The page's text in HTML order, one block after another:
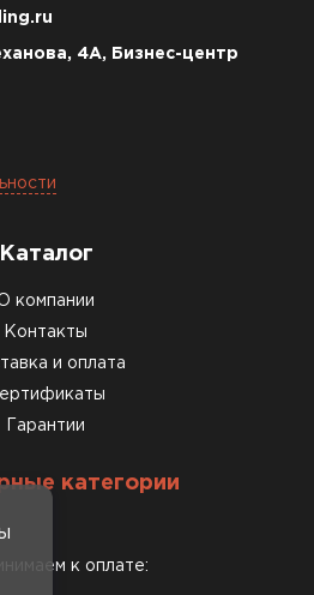
4А, Бизнес-центр
Каталог
компании
Контакты
и оплата
Гарантии
категории
к оплате: